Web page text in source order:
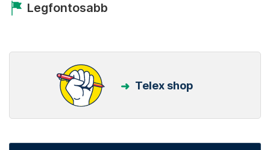
Legfontosabb
Telex shop